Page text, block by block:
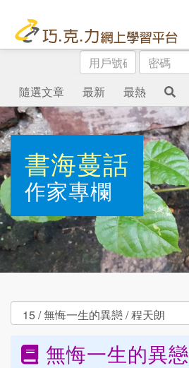
用
戶
號
碼
密
碼
隨選文章
最新 最熱
書海蔓話
作家專欄
無悔一生的異戀